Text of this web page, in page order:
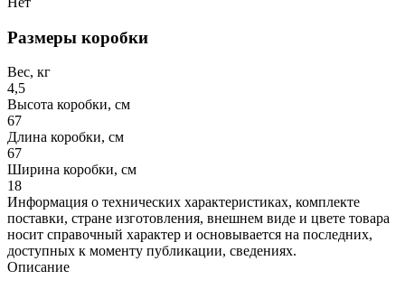
Размеры коробки
Вес, кг
4,5
Высота коробки, см
67
Длина коробки, см
67
Ширина коробки, см
18
Информация о технических характеристиках, комплекте
поставки, стране изготовления, внешнем виде и цвете товара
носит справочный характер и основывается на последних,
доступных к моменту публикации, сведениях.
Описание